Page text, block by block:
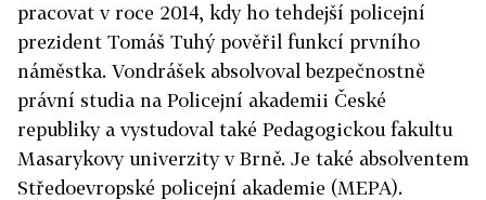
pracovat v roce 2014, kdy ho tehdejší policejní
prezident Tomáš Tuhý pověřil funkcí prvního
náměstka. Vondrášek absolvoval bezpečnostně
právní studia na Policejní akademii České
republiky a vystudoval také Pedagogickou fakultu
Masarykovy univerzity v Brně. Je také absolventem
Středoevropské policejní akademie (MEPA).